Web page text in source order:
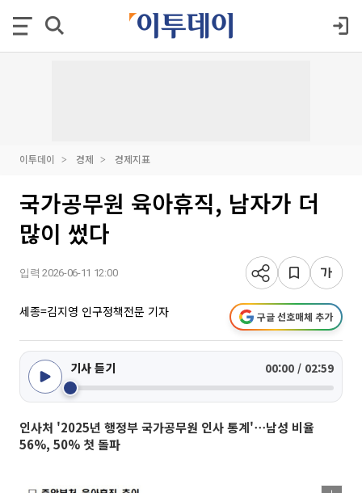
이투데이 경제 경제지표
국가공무원 육아휴직, 남자가 더
많이 썼다
입력 2026-06-11 12:00
세종=김지영 인구정책전문 기자 구글 선호매체 추가
기사 듣기 00:00 / 02:59
인사처 '2025년 행정부 국가공무원 인사 통계'⋯남성 비율
56%, 50% 첫 돌파